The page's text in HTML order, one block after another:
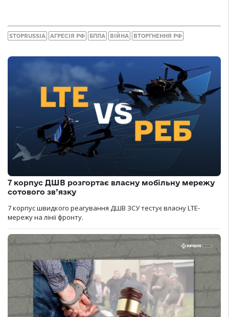
STOPRUSSIA АГРЕСІЯ РФ БПЛА ВІЙНА ВТОРГНЕННЯ РФ
7 корпус ДШВ розгортає власну мобільну мережу
сотового зв’язку
7 корпус швидкого реагування ДШВ ЗСУ тестує власну LTE-
мережу на лінії фронту.